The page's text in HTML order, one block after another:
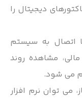
دیجیتال را
اتصال به سیستم
مشاهده روند
می شود.
توان نرم افزار